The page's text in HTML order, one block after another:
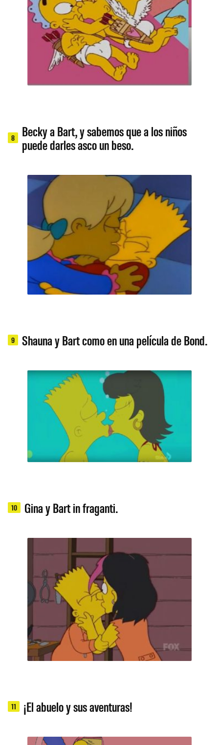
8
Becky a Bart, y sabemos que a los niños
puede darles asco un beso.
9 Shauna y Bart como en una película de Bond.
10 Gina y Bart in fraganti.
11 ¡El abuelo y sus aventuras!